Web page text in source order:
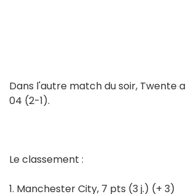
Dans l'autre match du soir, Twente
04 (2-1).
Le classement :
1. Manchester City, 7 pts (3 j.) (+ 3)